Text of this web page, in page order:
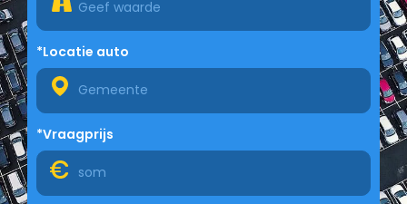
*Locatie auto
*Vraagprijs